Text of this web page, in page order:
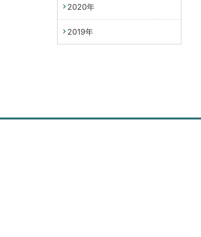
2020年
2019年